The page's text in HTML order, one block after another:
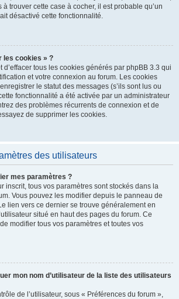
à trouver cette case à cocher, il est probable qu’un
désactivé cette fonctionnalité.
les cookies » ?
d’effacer tous les cookies générés par phpBB 3.3 qui
et votre connexion au forum. Les cookies
le statut des messages (s’ils sont lus ou
fonctionnalité a été activée par un administrateur
des problèmes récurrents de connexion et de
de supprimer les cookies.
des utilisateurs
mes paramètres ?
inscrit, tous vos paramètres sont stockés dans la
Vous pouvez les modifier depuis le panneau de
lien vers ce dernier se trouve généralement en
situé en haut des pages du forum. Ce
modifier tous vos paramètres et toutes vos
mon nom d’utilisateur de la liste des utilisateurs
de l’utilisateur, sous « Préférences du forum »,